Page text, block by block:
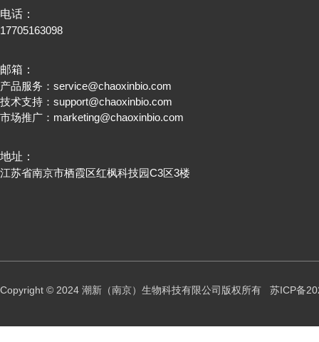
电话：
17705163098
邮箱：
产品服务： service@chaoxinbio.com
技术支持： support@chaoxinbio.com
市场推广： marketing@chaoxinbio.com
地址：
江苏省南京市栖霞区红枫科技园C3区3楼
Copyright © 2024 潮新（南京）生物科技有限公司版权所有 苏ICP备